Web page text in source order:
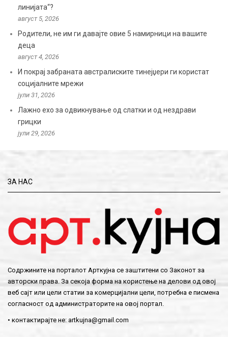
линијата“?
август 5, 2026
Родители, не им ги давајте овие 5 намирници на вашите
деца
август 4, 2026
И покрај забраната австралиските тинејџери ги користат
социјалните мрежи
јули 31, 2026
Лажно ехо за одвикнување од слатки и од нездрави
грицки
јули 29, 2026
ЗА НАС
Содржините на порталот Арткујна се заштитени со Законот за
авторски права. За секоја форма на користење на делови од овој
веб сајт или цели статии за комерцијални цели, потребна е писмена
согласност од администраторите на овој портал.
• контактирајте не: artkujna@gmail.com